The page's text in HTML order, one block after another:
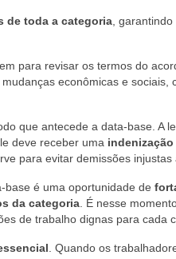
de toda a categoria ,
para revisar os termos do
econômicas e sociais,
que antecede a data-base. A
deve receber uma indenização
para evitar demissões injustas
base é uma oportunidade de
da categoria . É nesse
de trabalho dignas para cada
. Quando os